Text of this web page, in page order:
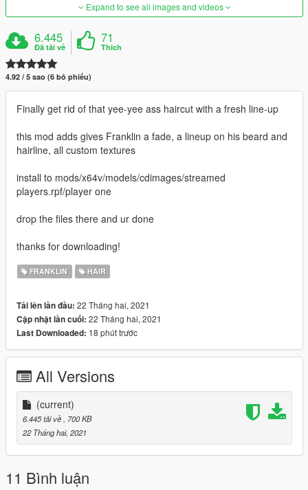
Expand to see all images and videos
6.445
Đã tải về
71
Thích
4.92 / 5 sao (6 bỏ phiếu)
Finally get rid of that yee-yee ass haircut with a fresh line-up
this mod adds gives Franklin a fade, a lineup on his beard and
hairline, all custom textures
install to mods/x64v/models/cdimages/streamed
players.rpf/player one
drop the files there and ur done
thanks for downloading!
FRANKLIN HAIR
Tải lên lần đầu: 22 Tháng hai, 2021
Cập nhật lần cuối: 22 Tháng hai, 2021
Last Downloaded: 18 phút trước
All Versions
(current)
6.445 tải về
, 700 KB
22 Tháng hai, 2021
11 Bình luận